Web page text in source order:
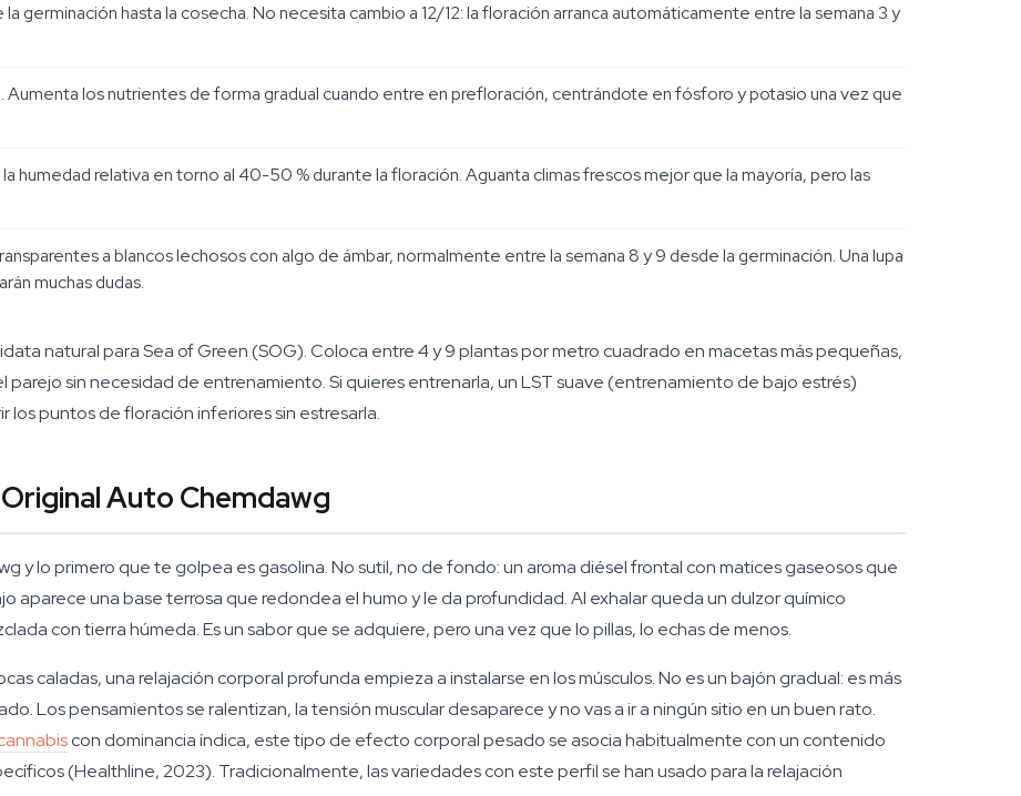
germinación hasta la cosecha. No necesita cambio a 12/12: la floración arranca automáticamente entre la semana 3 y
Aumenta los nutrientes de forma gradual cuando entre en prefloración, centrándote en fósforo y potasio una vez que
humedad relativa en torno al 40-50 % durante la floración. Aguanta climas frescos mejor que la mayoría, pero las
a blancos lechosos con algo de ámbar, normalmente entre la semana 8 y 9 desde la germinación. Una lupa
muchas dudas.
natural para Sea of Green (SOG). Coloca entre 4 y 9 plantas por metro cuadrado en macetas más pequeñas,
sin necesidad de entrenamiento. Si quieres entrenarla, un LST suave (entrenamiento de bajo estrés)
puntos de floración inferiores sin estresarla.
Auto Chemdawg
y lo primero que te golpea es gasolina. No sutil, no de fondo: un aroma diésel frontal con matices gaseosos que
aparece una base terrosa que redondea el humo y le da profundidad. Al exhalar queda un dulzor químico
con tierra húmeda. Es un sabor que se adquiere, pero una vez que lo pillas, lo echas de menos.
caladas, una relajación corporal profunda empieza a instalarse en los músculos. No es un bajón gradual: es más
Los pensamientos se ralentizan, la tensión muscular desaparece y no vas a ir a ningún sitio en un buen rato.
con dominancia índica, este tipo de efecto corporal pesado se asocia habitualmente con un contenido
(Healthline, 2023). Tradicionalmente, las variedades con este perfil se han usado para la relajación